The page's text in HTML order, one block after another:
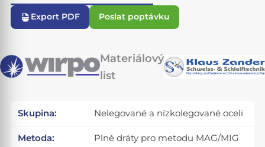
Export PDF Poslat poptávku
Materiálový
list
Skupina: Nelegované a nízkolegované oceli
Metoda:
Plné dráty pro metodu MAG/MIG